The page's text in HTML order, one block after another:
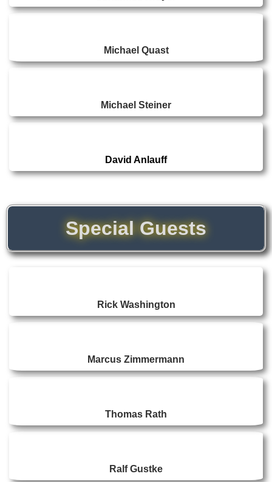
Michael Quast
Michael Steiner
David Anlauff
Special Guests
Rick Washington
Marcus Zimmermann
Thomas Rath
Ralf Gustke